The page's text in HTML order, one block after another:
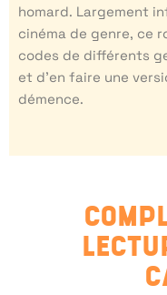
homard. Largement
cinéma de genre, ce
codes de différents
et d’en faire une
démence.